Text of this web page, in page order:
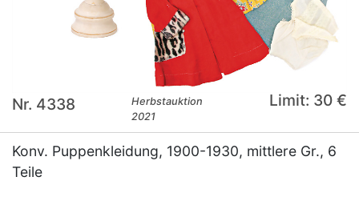
Nr. 4338
Herbstauktion
2021
Limit: 30 €
Konv. Puppenkleidung, 1900-1930, mittlere Gr., 6
Teile